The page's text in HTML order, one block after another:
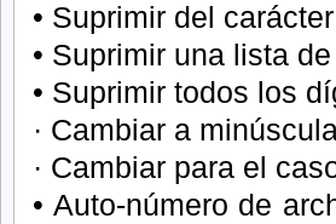
• Suprimir del
• Suprimir una lista
• Suprimir todos los
· Cambiar a
· Cambiar para el
• Auto-número de